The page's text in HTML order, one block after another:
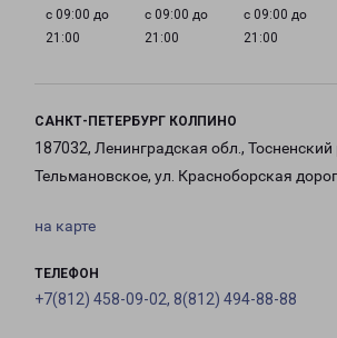
с 09:00 до
21:00
с 09:00 до
21:00
с 09:00 до
21:00
САНКТ-ПЕТЕРБУРГ КОЛПИНО
187032, Ленинградская обл., Тосненский
Тельмановское, ул. Красноборская
на карте
ТЕЛЕФОН
+7(812) 458-09-02, 8(812) 494-88-88